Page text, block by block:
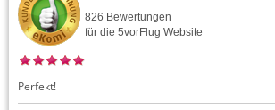
826 Bewertungen
für die 5vorFlug Website
Perfekt!